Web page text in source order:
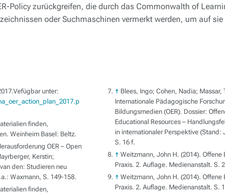
Policy zurückgreifen, die durch das Commonwalth of
oder Suchmaschinen vermerkt werden, um auf
unter:
finden,
Weinheim Basel: Beltz.
OER – Open
Kerstin;
den: Studieren neu
Waxmann, S. 149-158.
finden,
↑ Blees, Ingo; Cohen, Nadia;
Internationale Pädagogische
Bildungsmedien (OER). Dossier:
Educational Resources –
in internationaler Perspektive (Stand:
S. 16 f.
↑ Weitzmann, John H. (2014). Offene
Praxis. 2. Auflage. Medienanstalt. S.
↑ Weitzmann, John H. (2014). Offene
Praxis. 2. Auflage. Medienanstalt. S.